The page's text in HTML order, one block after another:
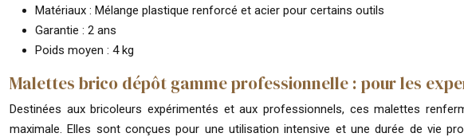
Matériaux : Mélange plastique renforcé et acier pour certains outils
Garantie : 2 ans
Poids moyen : 4 kg
Malettes brico dépôt gamme professionnelle : pour les
Destinées aux bricoleurs expérimentés et aux professionnels, ces malettes
maximale. Elles sont conçues pour une utilisation intensive et une durée de vie